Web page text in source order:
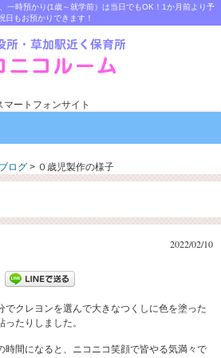
一時預かり(1歳～就学前）は当日でもOK！1か月前より予
もお預かりできます！
マートフォンサイト
ログ > ０歳児製作の様子
2022/02/10
でクレヨンを選んで大きなつくしに色を塗った
たりしました。
時間になると、ニコニコ笑顔で皆やる気満々で